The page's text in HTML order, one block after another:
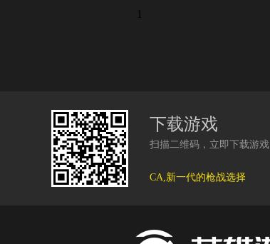
1
下载游戏
扫描二维码，立即下载游戏
CA,新一代的枪战选择